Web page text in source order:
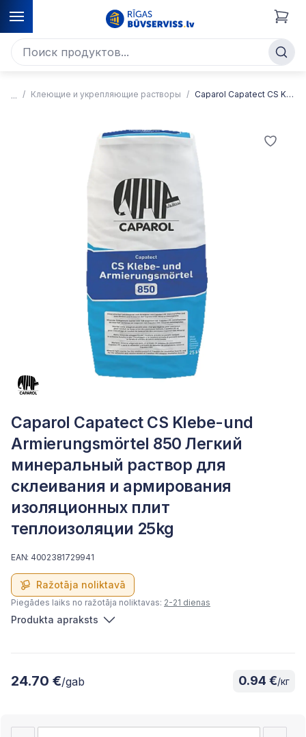
Клеющие и укрепляющие растворы Caparol Capatect CS Klebe-und Armierungsmörtel 850 Легкий минеральный раствор для склеивания и армирования изоляционных плит теплоизоляции
Caparol Capatect CS Klebe-und
Armierungsmörtel 850 Легкий
минеральный раствор для
склеивания и армирования
изоляционных плит
теплоизоляции 25kg
Ražotāja noliktavā
EAN: 4002381729941
Piegādes laiks no ražotāja noliktavas: 2-21 dienas
Produkta apraksts
24.70 €/gab 0.94 €/кг